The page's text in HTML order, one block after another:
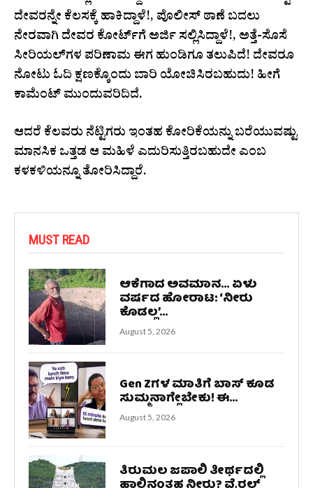
ದೇವರನ್ನೇ ಕೆಲಸಕ್ಕೆ ಹಾಕಿದ್ದಾಳೆ!, ಪೊಲೀಸ್ ಠಾಣೆ ಬದಲು
ನೇರವಾಗಿ ದೇವರ ಕೋರ್ಟ್‌ಗೆ ಅರ್ಜಿ ಸಲ್ಲಿಸಿದ್ದಾಳೆ!, ಅತ್ತೆ-ಸೊಸೆ
ಸೀರಿಯಲ್‌ಗಳ ಪರಿಣಾಮ ಈಗ ಹುಂಡಿಗೂ ತಲುಪಿದೆ! ದೇವರೂ
ನೋಟು ಓದಿ ಕ್ಷಣಕ್ಕೊಂದು ಬಾರಿ ಯೋಚಿಸಿರಬಹುದು! ಹೀಗೆ
ಕಾಮೆಂಟ್ ಮುಂದುವರಿದಿದೆ.
ಆದರೆ ಕೆಲವರು ನೆಟ್ಟಿಗರು ಇಂತಹ ಕೋರಿಕೆಯನ್ನು ಬರೆಯುವಷ್ಟು
ಮಾನಸಿಕ ಒತ್ತಡ ಆ ಮಹಿಳೆ ಎದುರಿಸುತ್ತಿರಬಹುದೇ ಎಂಬ
ಕಳಕಳಿಯನ್ನೂ ತೋರಿಸಿದ್ದಾರೆ.
MUST READ
ಆಕೆಗಾದ ಅವಮಾನ… ಏಳು
ವರ್ಷದ ಹೋರಾಟ: ‘ನೀರು
ಕೊಡಲ್ಲ’...
August 5, 2026
Gen Zಗಳ ಮಾತಿಗೆ ಬಾಸ್‌ ಕೂಡ
ಸುಮ್ಮನಾಗ್ಲೇಬೇಕು! ಈ...
August 5, 2026
ತಿರುಮಲ ಜಪಾಲಿ ತೀರ್ಥದಲ್ಲಿ